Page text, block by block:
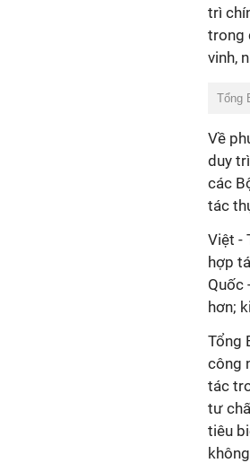
trì
trong
vinh,
Tổng
Về
duy
các
tác
Việt -
hợp
Quốc
hơn;
Tổng
công
tác
tư
tiêu